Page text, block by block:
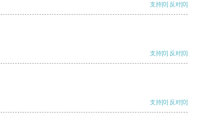
支持[0] 反对[0]
支持[0] 反对[0]
支持[0] 反对[0]